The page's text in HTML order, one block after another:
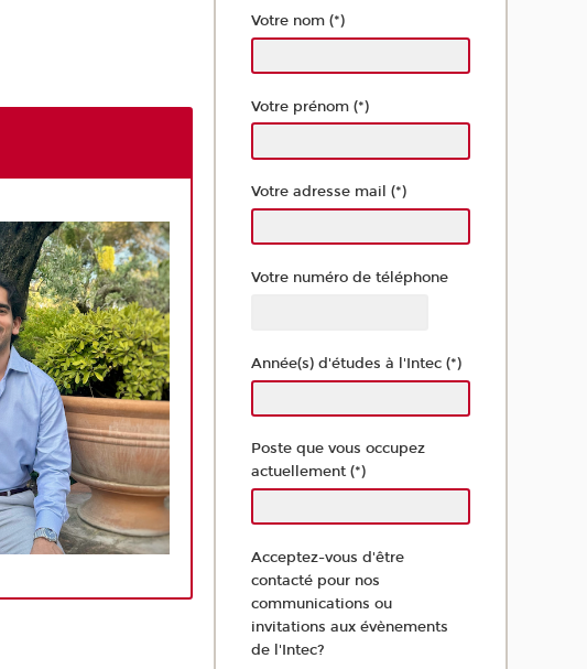
Votre nom (*)
Votre prénom (*)
Votre adresse mail (*)
Votre numéro de téléphone
Année(s) d'études à l'Intec (*)
Poste que vous occupez
actuellement (*)
Acceptez-vous d'être
contacté pour nos
communications ou
invitations aux évènements
de l'Intec?